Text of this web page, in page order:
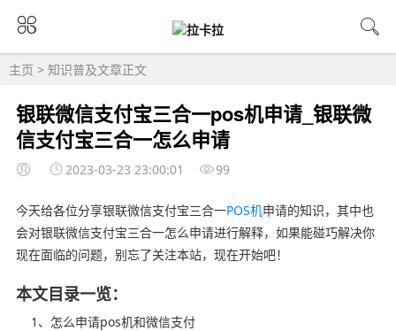
主页 > 知识普及文章正文
银联微信支付宝三合一pos机申请_银联微
信支付宝三合一怎么申请
2023-03-23 23:00:01 99
今天给各位分享银联微信支付宝三合一POS机申请的知识，其中也
会对银联微信支付宝三合一怎么申请进行解释，如果能碰巧解决你
现在面临的问题，别忘了关注本站，现在开始吧！
本文目录一览：
1、怎么申请pos机和微信支付